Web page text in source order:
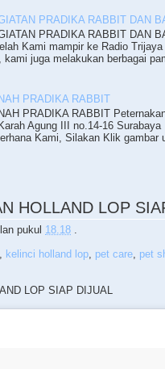
PRADIKA RABBIT DAN
PRADIKA RABBIT DAN
Kami mampir ke Radio
kami juga melakukan berbagai
PRADIKA RABBIT
PRADIKA RABBIT
Agung III no.14-16 Surabaya
Kami, Silakan Klik gambar
HOLLAND LOP
pukul 18.18
kelinci holland lop pet care pet
LOP SIAP DIJUAL